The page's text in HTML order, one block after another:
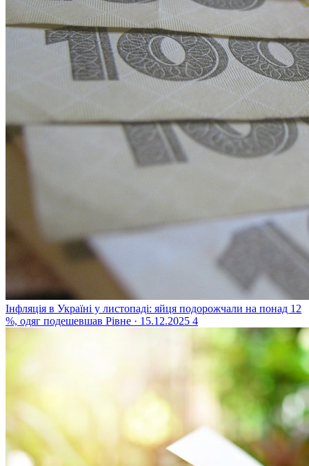
Інфляція в Україні у листопаді: яйця подорожчали на понад 12
%, одяг подешевшав Рівне · 15.12.2025 4